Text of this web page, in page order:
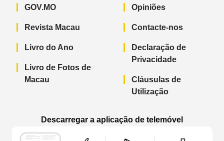
GOV.MO
Revista Macau
Livro do Ano
Livro de Fotos de
Macau
Opiniões
Contacte-nos
Declaração de
Privacidade
Cláusulas de
Utilização
Descarregar a aplicação de telemóvel